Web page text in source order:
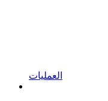
العمليات